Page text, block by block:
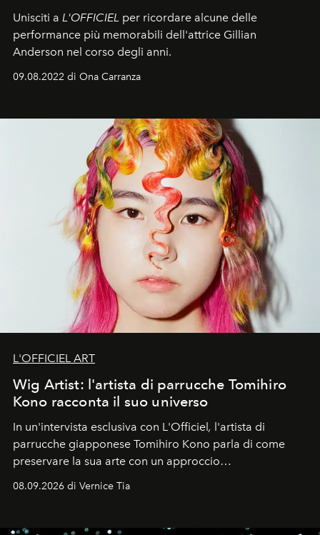
Unisciti a L'OFFICIEL per ricordare alcune delle
performance più memorabili dell'attrice Gillian
Anderson nel corso degli anni.
09.08.2022 di Ona Carranza
L'OFFICIEL ART
Wig Artist: l'artista di parrucche Tomihiro
Kono racconta il suo universo
In un'intervista esclusiva con L'Officiel, l'artista di
parrucche giapponese Tomihiro Kono parla di come
preservare la sua arte con un approccio
contemporaneo.
08.09.2026 di Vernice Tia